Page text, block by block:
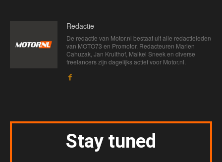
Redactie
De redactie van Motor.nl bestaat uit alle redactieleden
van MOTO73 en Promotor. Redacteuren Marien
Cahuzak, Jan Kruithof, Maikel Sneek en diverse
freelancers zijn dagelijks actief voor Motor.nl.
Stay tuned